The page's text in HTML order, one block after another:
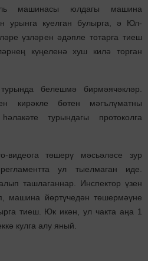
машинасы юлдагы машина
урынга куелган булырга, ә Юл-
үзләрен әдәпле тотарга тиеш
күңеленә хуш килә торган
белешмә бирмәячәкләр.
кирәкле бөтен мәгълүматны
турындагы протоколга
видеога төшерү мәсьәләсе зур
ул тыелмаган иде.
ташлаганнар. Инспектор үзен
машина йөртүчедән төшермәүне
тиеш. Юк икән, ул чакта аңа 1
кулга алу яный.